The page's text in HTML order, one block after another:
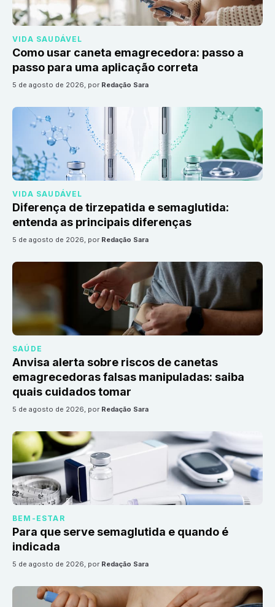
VIDA SAUDÁVEL
Como usar caneta emagrecedora: passo a
passo para uma aplicação correta
5 de agosto de 2026, por Redação Sara
VIDA SAUDÁVEL
Diferença de tirzepatida e semaglutida:
entenda as principais diferenças
5 de agosto de 2026, por Redação Sara
SAÚDE
Anvisa alerta sobre riscos de canetas
emagrecedoras falsas manipuladas: saiba
quais cuidados tomar
5 de agosto de 2026, por Redação Sara
BEM-ESTAR
Para que serve semaglutida e quando é
indicada
5 de agosto de 2026, por Redação Sara